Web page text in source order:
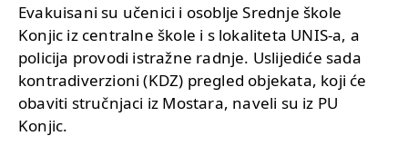
Evakuisani su učenici i osoblje Srednje škole
Konjic iz centralne škole i s lokaliteta UNIS-a, a
policija provodi istražne radnje. Uslijediće sada
kontradiverzioni (KDZ) pregled objekata, koji će
obaviti stručnjaci iz Mostara, naveli su iz PU
Konjic.